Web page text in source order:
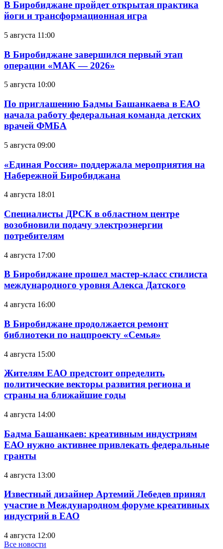
В Биробиджане пройдет открытая практика
йоги и трансформационная игра
5 августа 11:00
В Биробиджане завершился первый этап
операции «МАК — 2026»
5 августа 10:00
По приглашению Бадмы Башанкаева в ЕАО
начала работу федеральная команда детских
врачей ФМБА
5 августа 09:00
«Единая Россия» поддержала мероприятия на
Набережной Биробиджана
4 августа 18:01
Специалисты ДРСК в областном центре
возобновили подачу электроэнергии
потребителям
4 августа 17:00
В Биробиджане прошел мастер-класс стилиста
международного уровня Алекса Датского
4 августа 16:00
В Биробиджане продолжается ремонт
библиотеки по нацпроекту «Семья»
4 августа 15:00
Жителям ЕАО предстоит определить
политические векторы развития региона и
страны на ближайшие годы
4 августа 14:00
Бадма Башанкаев: креативным индустриям
ЕАО нужно активнее привлекать федеральные
гранты
4 августа 13:00
Известный дизайнер Артемий Лебедев принял
участие в Международном форуме креативных
индустрий в ЕАО
4 августа 12:00
Все новости